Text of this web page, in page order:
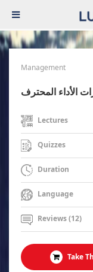
Management
الأداء المحترف
Lectures
Quizzes
Duration
Language
Reviews (12)
Take